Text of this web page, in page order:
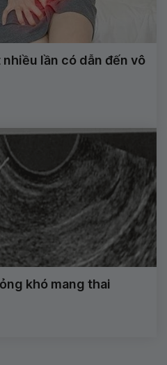
lần có dẫn đến vô
khó mang thai